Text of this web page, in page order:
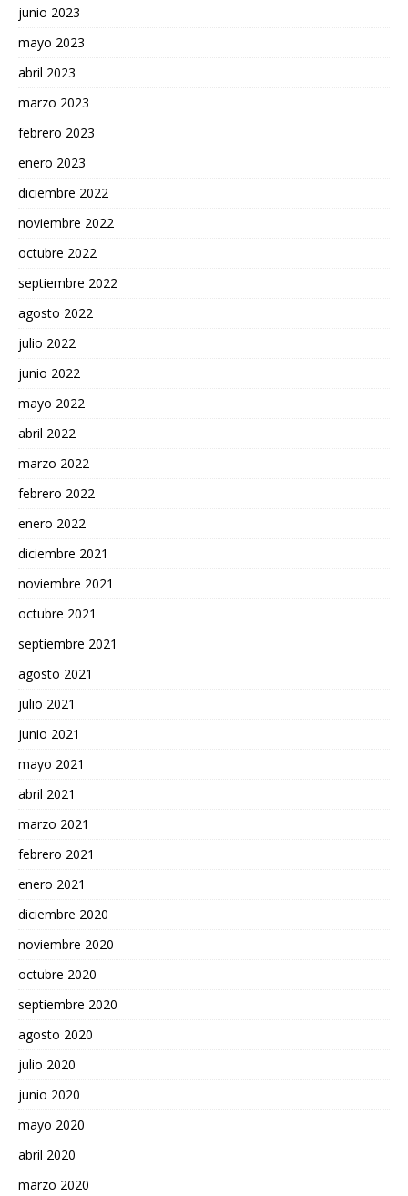
junio 2023
mayo 2023
abril 2023
marzo 2023
febrero 2023
enero 2023
diciembre 2022
noviembre 2022
octubre 2022
septiembre 2022
agosto 2022
julio 2022
junio 2022
mayo 2022
abril 2022
marzo 2022
febrero 2022
enero 2022
diciembre 2021
noviembre 2021
octubre 2021
septiembre 2021
agosto 2021
julio 2021
junio 2021
mayo 2021
abril 2021
marzo 2021
febrero 2021
enero 2021
diciembre 2020
noviembre 2020
octubre 2020
septiembre 2020
agosto 2020
julio 2020
junio 2020
mayo 2020
abril 2020
marzo 2020